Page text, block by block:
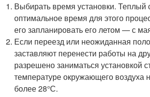
Выбирать время установки. Теплый
оптимальное время для этого
его запланировать его летом — с
Если переезд или неожиданная
заставляют перенести работы на
разрешено заниматься установкой
температуре окружающего воздуха
более 28°С.